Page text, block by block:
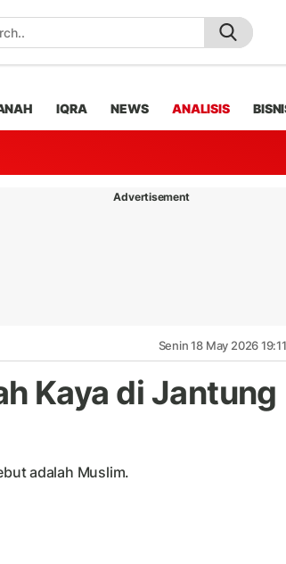
IQRA NEWS ANALISIS
Advertisement
Senin 18 May 2026
Kaya di Jantung
adalah Muslim.